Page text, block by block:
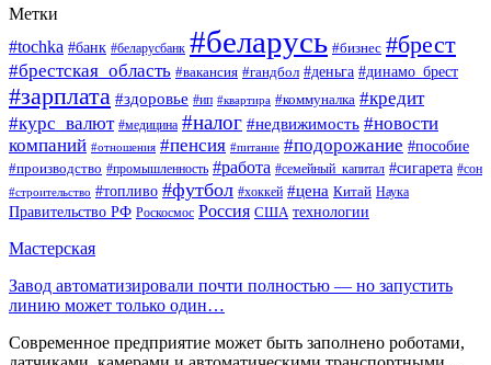
Метки
#tochka #банк #беларусбанк #беларусь #бизнес #брест
#брестская_область #вакансия #гандбол #деньга #динамо_брест
#зарплата #здоровье #ип #квартира #коммуналка #кредит
#курс_валют #медицина #налог #недвижимость #новости
компаний #отношения #пенсия #питание #подорожание #пособие
#производство #промышленность #работа #семейный_капитал #сигарета #сон
#строительство #топливо #футбол #хоккей #цена Китай Наука
Правительство РФ Роскосмос Россия США технологии
Мастерская
Завод автоматизировали почти полностью — но запустить
линию может только один…
Современное предприятие может быть заполнено роботами,